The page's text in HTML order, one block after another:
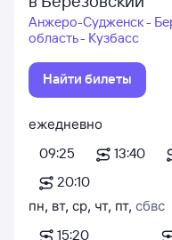
Анжеро-Судженск -
область - Кузбасс
Найти билеты
ежедневно
09:25
13:40
20:10
пн, вт, ср, чт, пт, сб
15:20
вс